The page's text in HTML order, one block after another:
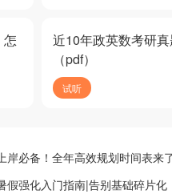
怎
近10年政英数考研
（pdf）
试听
岸必备！全年高效规划时间表来
假强化入门指南|告别基础碎片化